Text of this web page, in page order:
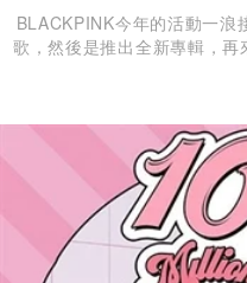
BLACKPINK今年的活動一
歌，然後是推出全新專輯，再
版（PUBGM）聯乘。